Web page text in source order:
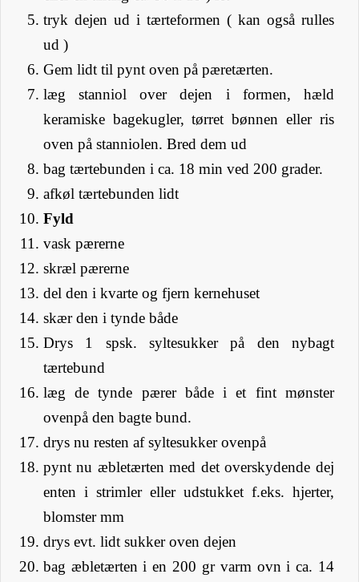
tryk dejen ud i tærteformen ( kan også rulles
ud )
Gem lidt til pynt oven på pæretærten.
læg stanniol over dejen i formen, hæld
keramiske bagekugler, tørret bønnen eller ris
oven på stanniolen. Bred dem ud
bag tærtebunden i ca. 18 min ved 200 grader.
afkøl tærtebunden lidt
Fyld
vask pærerne
skræl pærerne
del den i kvarte og fjern kernehuset
skær den i tynde både
Drys 1 spsk. syltesukker på den nybagt
tærtebund
læg de tynde pærer både i et fint mønster
ovenpå den bagte bund.
drys nu resten af syltesukker ovenpå
pynt nu æbletærten med det overskydende dej
enten i strimler eller udstukket f.eks. hjerter,
blomster mm
drys evt. lidt sukker oven dejen
bag æbletærten i en 200 gr varm ovn i ca. 14